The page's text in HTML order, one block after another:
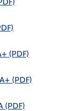
(PDF)
(PDF)
(PDF)